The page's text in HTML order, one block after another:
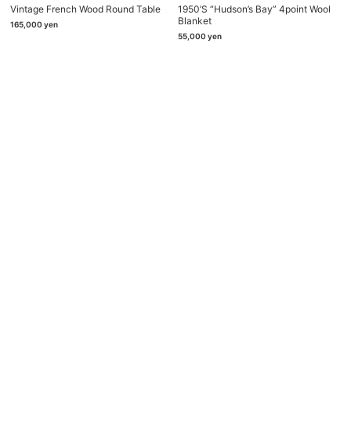
Vintage French Wood Round Table
165,000 yen
1950’s “Hudson’s Bay” 4point Wool
Blanket
55,000 yen